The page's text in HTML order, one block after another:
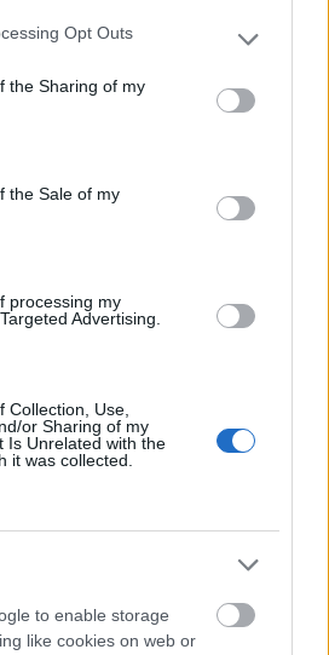
app uses one or more Google
usage behaviour. You may click to
specified purposes in below Google
Opt Outs
the Sharing of my
the Sale of my
processing my
Advertising.
Collection, Use,
or Sharing of my
Is Unrelated with the
it was collected.
to enable storage
like cookies on web or
800 metri sulla statale senza
che costa 35 euro.
generale è un bel posto,
Punto ristoro Trasporti
per visitare Fénis (castello
bisogna spostarsi con bus o
con gettoniera (E.1) Blocco
Acqua calda al lavaggio
non in uso in inverno anche
ottima pinseria con possibilità
Posizione
Pulizia